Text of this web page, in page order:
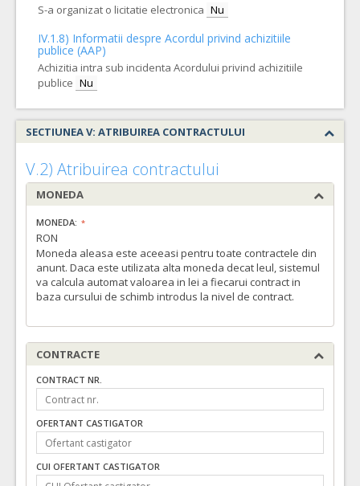
S-a organizat o licitatie electronica Nu
IV.1.8) Informatii despre Acordul privind achizitiile
publice (AAP)
Achizitia intra sub incidenta Acordului privind achizitiile
publice Nu
SECTIUNEA V: ATRIBUIREA CONTRACTULUI
V.2) Atribuirea contractului
MONEDA
MONEDA:
RON
Moneda aleasa este aceeasi pentru toate contractele din
anunt. Daca este utilizata alta moneda decat leul, sistemul
va calcula automat valoarea in lei a fiecarui contract in
baza cursului de schimb introdus la nivel de contract.
CONTRACTE
CONTRACT NR.
OFERTANT CASTIGATOR
CUI OFERTANT CASTIGATOR